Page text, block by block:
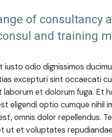
of
and training
iusto odio dignissimos
excepturi sint occaecati
laborum et dolorum fuga. Et
eligendi optio cumque nihil
omnis dolor repellendus.
ut et voluptates